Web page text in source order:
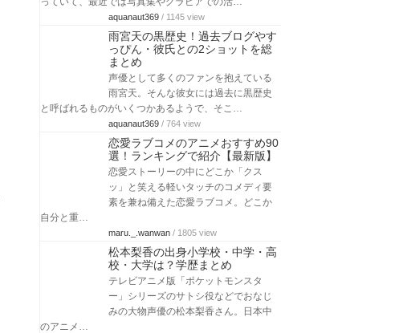
aquanaut369 / 1145 view
雨宮天の黒歴史！過去ブログやす
っぴん・彼氏との2ショットを総
まとめ
声優として多くのファンを抱えている
雨宮天。そんな彼女には過去に黒歴史
と呼ばれるものがいくつかあるようで、そこ…
aquanaut369 / 764 view
恋愛ラブコメのアニメおすすめ90
選！ランキングで紹介【最新版】
恋愛ストーリーの中にどこか「クス
ッ」と笑える軽いタッチのコメディ要
素を兼ね備えた恋愛ラブコメ。どこか
自分と重…
maru._.wanwan / 1805 view
松本梨香の出身小学校・中学・高
校・大学は？学歴まとめ
テレビアニメ版「ポケットモンスタ
ー」シリーズのサトシ役などでおなじ
みの大物声優の松本梨香さん。日本中
のアニメ…